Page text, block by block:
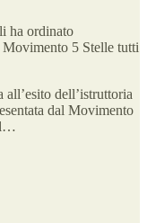
ha ordinato
Movimento 5 Stelle tutti
all’esito dell’istruttoria
dal Movimento